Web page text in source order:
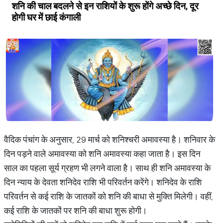
शनि की चाल बदलने से इन राशियों के शुरू होंगे अच्छे दिन, दूर
होगी घर में छाई कंगाली
वैदिक पंचांग के अनुसार, 29 मार्च को शनिश्चरी अमावस्या है। शनिवार के
दिन पड़ने वाले अमावस्या को शनि अमावस्या कहा जाता है। इस दिन
साल का पहला सूर्य ग्रहण भी लगने वाला है। साथ ही शनि अमावस्या के
दिन न्याय के देवता शनिदेव राशि भी परिवर्तन करेंगे। शनिदेव के राशि
परिवर्तन से कई राशि के जातकों को शनि की बाधा से मुक्ति मिलेगी। वहीं,
कई राशि के जातकों पर शनि की बाधा शुरू होगी।